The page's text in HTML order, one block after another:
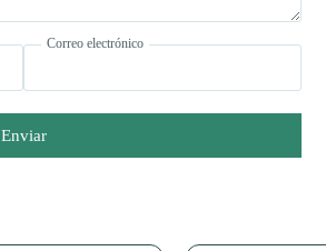
Correo electrónico
Enviar